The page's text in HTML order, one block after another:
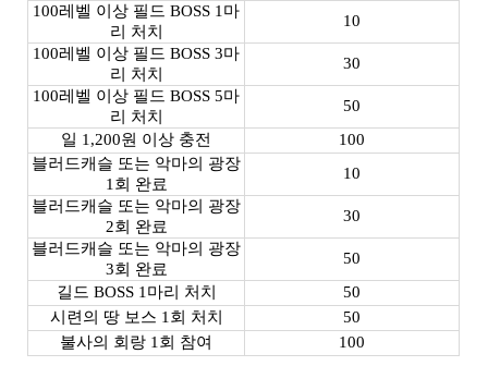
100레벨 이상 필드 BOSS 1마
리 처치
10
100레벨 이상 필드 BOSS 3마
리 처치
30
100레벨 이상 필드 BOSS 5마
리 처치
50
일 1,200원 이상 충전
100
블러드캐슬 또는 악마의 광장
1회 완료
10
블러드캐슬 또는 악마의 광장
2회 완료
30
블러드캐슬 또는 악마의 광장
3회 완료
50
길드 BOSS 1마리 처치
50
시련의 땅 보스 1회 처치
50
불사의 회랑 1회 참여
100